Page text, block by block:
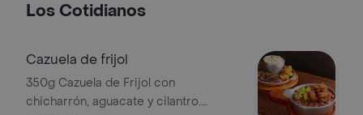
Los Cotidianos
Cazuela de frijol
350g Cazuela de Frijol con
chicharrón, aguacate y cilantro.